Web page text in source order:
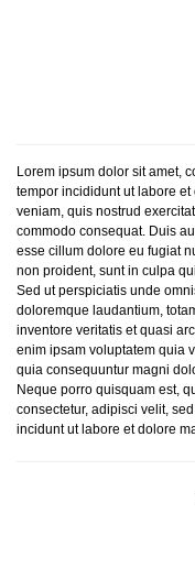
Lorem ipsum dolor sit amet,
tempor incididunt ut labore
veniam, quis nostrud
commodo consequat. Duis
esse cillum dolore eu fugiat
non proident, sunt in culpa
Sed ut perspiciatis unde
doloremque laudantium,
inventore veritatis et quasi
enim ipsam voluptatem quia
quia consequuntur magni
Neque porro quisquam est,
consectetur, adipisci velit,
incidunt ut labore et dolore